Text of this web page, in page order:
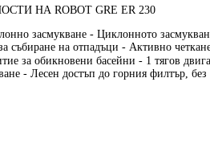
НА ROBOT GRE ER 230
засмукване - Циклонното
събиране на отпадъци - Активно
за обикновени басейни - 1 тягов
- Лесен достъп до горния филтър,